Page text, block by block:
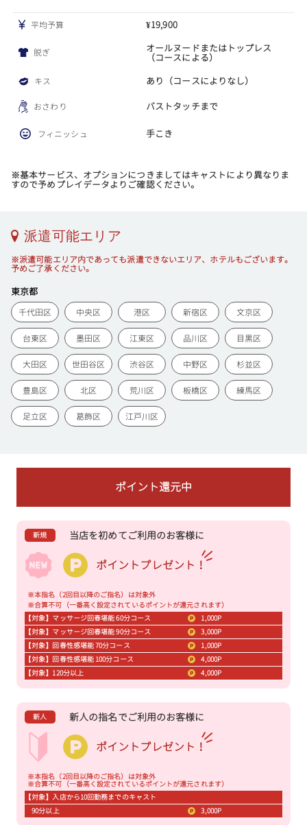
平均予算 ¥19,900
脱ぎ オールヌードまたはトップレス
（コースによる）
キス あり（コースによりなし）
おさわり バストタッチまで
フィニッシュ 手こき
※基本サービス、オプションにつきましてはキャストにより異なりま
すので予めプレイデータよりご確認ください。
派遣可能エリア
※派遣可能エリア内であっても派遣できないエリア、ホテルもございます。
予めご了承ください。
東京都
千代田区 中央区 港区 新宿区 文京区
台東区 墨田区 江東区 品川区 目黒区
大田区 世田谷区 渋谷区 中野区 杉並区
豊島区 北区 荒川区 板橋区 練馬区
足立区 葛飾区 江戸川区
ポイント還元中
新規 当店を初めてご利用のお客様に
ポイントプレゼント！
※本指名（2回目以降のご指名）は対象外
※合算不可（一番高く設定されているポイントが還元されます）
【対象】マッサージ回春堪能 60分コース
1,000P
【対象】マッサージ回春堪能 90分コース
3,000P
【対象】回春性感堪能 70分コース
1,000P
【対象】回春性感堪能 100分コース
4,000P
【対象】120分以上
4,000P
新人 新人の指名でご利用のお客様に
ポイントプレゼント！
※本指名（2回目以降のご指名）は対象外
※合算不可（一番高く設定されているポイントが還元されます）
【対象】入店から10回勤務までのキャスト
90分以上
3,000P